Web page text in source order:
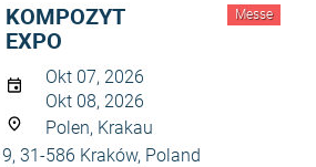
Messe
KOMPOZYT
EXPO
Okt 07, 2026
Okt 08, 2026
Polen, Krakau
31-586 Kraków, Poland